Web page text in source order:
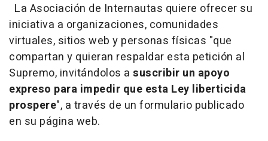
La Asociación de Internautas quiere ofrecer su
iniciativa a organizaciones, comunidades
virtuales, sitios web y personas físicas "que
compartan y quieran respaldar esta petición al
Supremo, invitándolos a suscribir un apoyo
expreso para impedir que esta Ley liberticida
prospere", a través de un formulario publicado
en su página web.